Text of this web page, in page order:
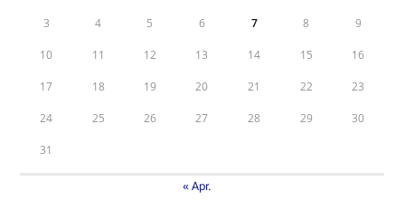
3 4 5 6 7 8 9
10 11 12 13 14 15 16
17 18 19 20 21 22 23
24 25 26 27 28 29 30
31
« Apr.